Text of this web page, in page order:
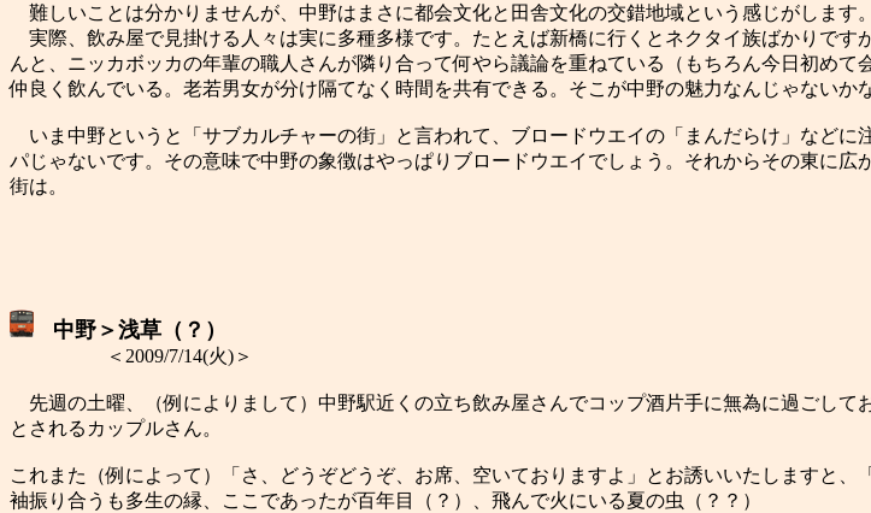
難しいことは分かりませんが、中野はまさに都会文化と田舎文化の交錯地域という感じがします
実際、飲み屋で見掛ける人々は実に多種多様です。たとえば新橋に行くとネクタイ族ばかりで
んと、ニッカボッカの年輩の職人さんが隣り合って何やら議論を重ねている（もちろん今日初め
仲良く飲んでいる。老若男女が分け隔てなく時間を共有できる。そこが中野の魅力なんじゃないか
いま中野というと「サブカルチャーの街」と言われて、ブロードウエイの「まんだらけ」など
パじゃないです。その意味で中野の象徴はやっぱりブロードウエイでしょう。それからその東に
街は。
中野＞浅草（？）
＜2009/7/14(火)＞
先週の土曜、（例によりまして）中野駅近くの立ち飲み屋さんでコップ酒片手に無為に過ごして
とされるカップルさん。
これまた（例によって）「さ、どうぞどうぞ、お席、空いておりますよ」とお誘いいたしますと
袖振り合うも多生の縁、ここであったが百年目（？）、飛んで火にいる夏の虫（？？）